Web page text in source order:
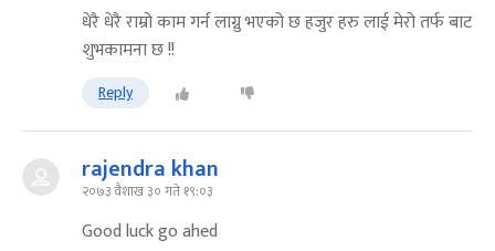
धेरै धेरै राम्रो काम गर्न लाग्नु भएको छ हजुर हरु लाई मेरो तर्फ बाट
शुभकामना छ !!
Reply
rajendra khan
२०७३ वैशाख ३० गते १९:०३
Good luck go ahed